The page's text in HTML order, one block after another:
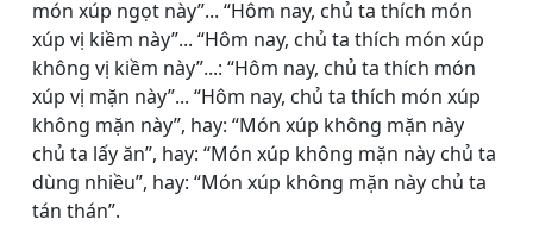
món xúp ngọt này”... “Hôm nay, chủ ta thích món
xúp vị kiềm này”... “Hôm nay, chủ ta thích món xúp
không vị kiềm này”...: “Hôm nay, chủ ta thích món
xúp vị mặn này”... “Hôm nay, chủ ta thích món xúp
không mặn này”, hay: “Món xúp không mặn này
chủ ta lấy ăn”, hay: “Món xúp không mặn này chủ ta
dùng nhiều”, hay: “Món xúp không mặn này chủ ta
tán thán”.